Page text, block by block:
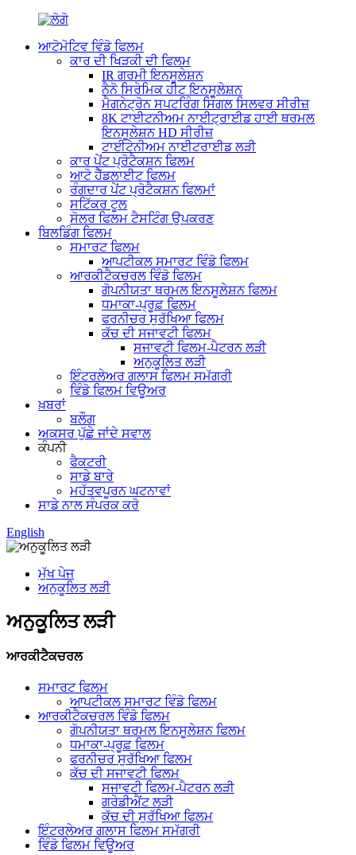
ਆਟੋਮੋਟਿਵ ਵਿੰਡੋ ਫਿਲਮ
ਕਾਰ ਦੀ ਖਿੜਕੀ ਦੀ ਫਿਲਮ
IR ਗਰਮੀ ਇਨਸੂਲੇਸ਼ਨ
ਨੈਨੋ ਸਿਰੇਮਿਕ ਹੀਟ ਇਨਸੂਲੇਸ਼ਨ
ਮੈਗਨੇਟ੍ਰੋਨ ਸਪਟਰਿੰਗ ਸਿੰਗਲ ਸਿਲਵਰ ਸੀਰੀਜ਼
8K ਟਾਈਟਨੀਅਮ ਨਾਈਟ੍ਰਾਈਡ ਹਾਈ ਥਰਮਲ
ਇਨਸੂਲੇਸ਼ਨ HD ਸੀਰੀਜ਼
ਟਾਈਟੇਨੀਅਮ ਨਾਈਟਰਾਈਡ ਲੜੀ
ਕਾਰ ਪੇਂਟ ਪ੍ਰੋਟੈਕਸ਼ਨ ਫਿਲਮ
ਆਟੋ ਹੈੱਡਲਾਈਟ ਫਿਲਮ
ਰੰਗਦਾਰ ਪੇਂਟ ਪ੍ਰੋਟੈਕਸ਼ਨ ਫਿਲਮਾਂ
ਸਟਿੱਕਰ ਟੂਲ
ਸੋਲਰ ਫਿਲਮ ਟੈਸਟਿੰਗ ਉਪਕਰਣ
ਬਿਲਡਿੰਗ ਫਿਲਮ
ਸਮਾਰਟ ਫਿਲਮ
ਆਪਟੀਕਲ ਸਮਾਰਟ ਵਿੰਡੋ ਫਿਲਮ
ਆਰਕੀਟੈਕਚਰਲ ਵਿੰਡੋ ਫਿਲਮ
ਗੋਪਨੀਯਤਾ ਥਰਮਲ ਇਨਸੂਲੇਸ਼ਨ ਫਿਲਮ
ਧਮਾਕਾ-ਪ੍ਰੂਫ਼ ਫਿਲਮ
ਫਰਨੀਚਰ ਸੁਰੱਖਿਆ ਫਿਲਮ
ਕੱਚ ਦੀ ਸਜਾਵਟੀ ਫਿਲਮ
ਸਜਾਵਟੀ ਫਿਲਮ-ਪੈਟਰਨ ਲੜੀ
ਅਨੁਕੂਲਿਤ ਲੜੀ
ਇੰਟਰਲੇਅਰ ਗਲਾਸ ਫਿਲਮ ਸਮੱਗਰੀ
ਵਿੰਡੋ ਫਿਲਮ ਵਿਊਅਰ
ਖ਼ਬਰਾਂ
ਬਲੌਗ
ਅਕਸਰ ਪੁੱਛੇ ਜਾਂਦੇ ਸਵਾਲ
ਕੰਪਨੀ
ਫੈਕਟਰੀ
ਸਾਡੇ ਬਾਰੇ
ਮਹੱਤਵਪੂਰਨ ਘਟਨਾਵਾਂ
ਸਾਡੇ ਨਾਲ ਸੰਪਰਕ ਕਰੋ
English
ਮੁੱਖ ਪੇਜ
ਅਨੁਕੂਲਿਤ ਲੜੀ
ਅਨੁਕੂਲਿਤ ਲੜੀ
ਆਰਕੀਟੈਕਚਰਲ
ਸਮਾਰਟ ਫਿਲਮ
ਆਪਟੀਕਲ ਸਮਾਰਟ ਵਿੰਡੋ ਫਿਲਮ
ਆਰਕੀਟੈਕਚਰਲ ਵਿੰਡੋ ਫਿਲਮ
ਗੋਪਨੀਯਤਾ ਥਰਮਲ ਇਨਸੂਲੇਸ਼ਨ ਫਿਲਮ
ਧਮਾਕਾ-ਪ੍ਰੂਫ਼ ਫਿਲਮ
ਫਰਨੀਚਰ ਸੁਰੱਖਿਆ ਫਿਲਮ
ਕੱਚ ਦੀ ਸਜਾਵਟੀ ਫਿਲਮ
ਸਜਾਵਟੀ ਫਿਲਮ-ਪੈਟਰਨ ਲੜੀ
ਗਰੇਡੀਐਂਟ ਲੜੀ
ਕੱਚ ਦੀ ਸੁਰੱਖਿਆ ਫਿਲਮ
ਇੰਟਰਲੇਅਰ ਗਲਾਸ ਫਿਲਮ ਸਮੱਗਰੀ
ਵਿੰਡੋ ਫਿਲਮ ਵਿਊਅਰ